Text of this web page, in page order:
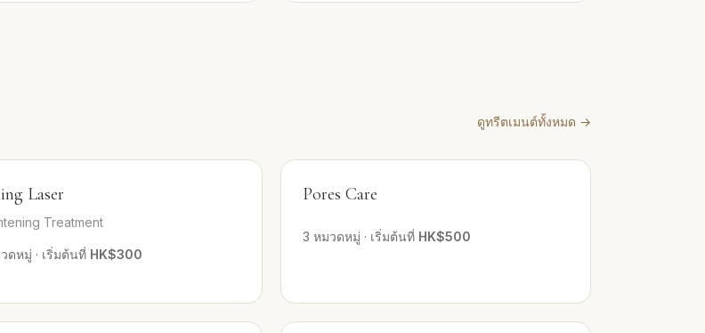
ดูทรีตเมนต์ทั้งหมด →
Laser
Treatment
ดหมู่ · เริ่มต้นที่ HK$300
Pores Care
3 หมวดหมู่ · เริ่มต้นที่ HK$500